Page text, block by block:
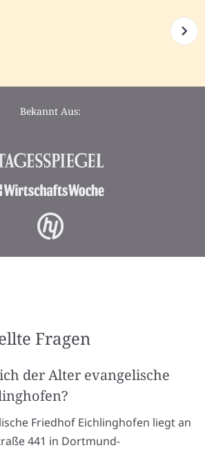
Bekannt Aus:
Fragen
der Alter evangelische
Friedhof Eichlinghofen liegt an
441 in Dortmund-